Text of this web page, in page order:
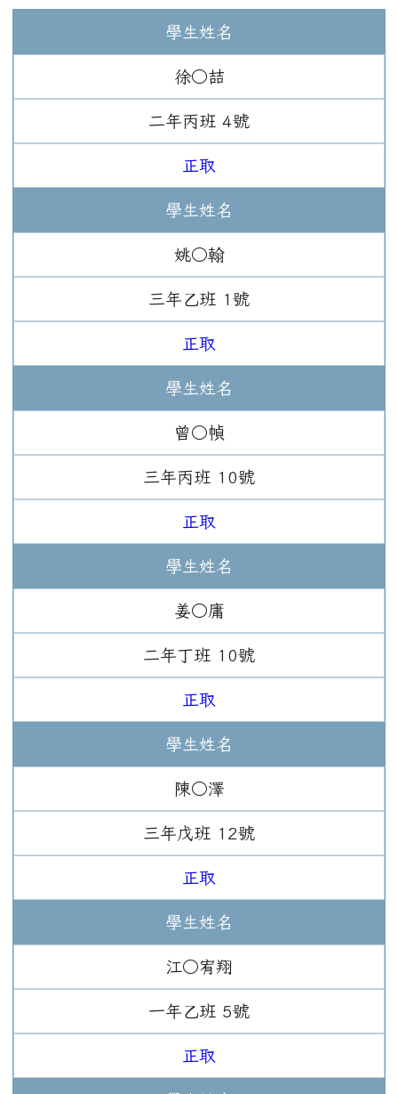
學生姓名
徐○喆
二年丙班 4號
正取
學生姓名
姚○翰
三年 乙班 1 號
正取
學生姓名
曾○幀
三年丙班 10號
正取
學生姓名
姜○庸
二年丁班 10號
正取
學生姓名
陳○澤
三年 戊班 12號
正取
學生姓名
江○宥翔
一年 乙班 5號
正取